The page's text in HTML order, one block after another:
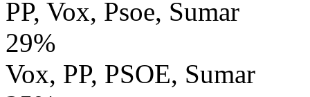
PP, Vox, Psoe, Sumar
29%
Vox, PP, PSOE, Sumar